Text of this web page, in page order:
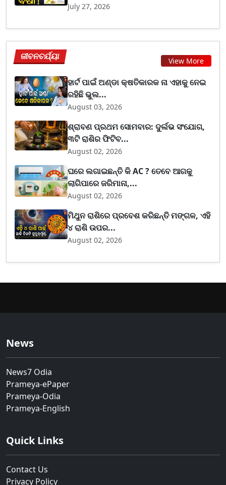
July 27, 2026
ଜୀବନଚର୍ଯ୍ୟା View More
ହାର୍ଟ ପାଇଁ ଅଣ୍ଡା କ୍ଷତିକାରକ ନା ଏହାକୁ ନେଇ
ରହିଛି ଭୁଲ...
August 03, 2026
ଶ୍ରାବଣ ପ୍ରଥମ ସୋମବାର: ଦୁର୍ଲଭ ସଂଯୋଗ,
୩ଟି ରାଶିର ଫିଟିବ...
August 02, 2026
ଘରେ ଲଗାଇଛନ୍ତି କି AC ? ତେବେ ଆଗକୁ
ଲାଗିପାରେ ଜରିମାନା,...
August 02, 2026
ମିଥୁନ ରାଶିରେ ପ୍ରବେଶ କରିଛନ୍ତି ମଙ୍ଗଳ, ଏହି
୪ ରାଶି ଉପର...
August 02, 2026
News
News7 Odia
Prameya-ePaper
Prameya-Odia
Prameya-English
Quick Links
Contact Us
Privacy Policy